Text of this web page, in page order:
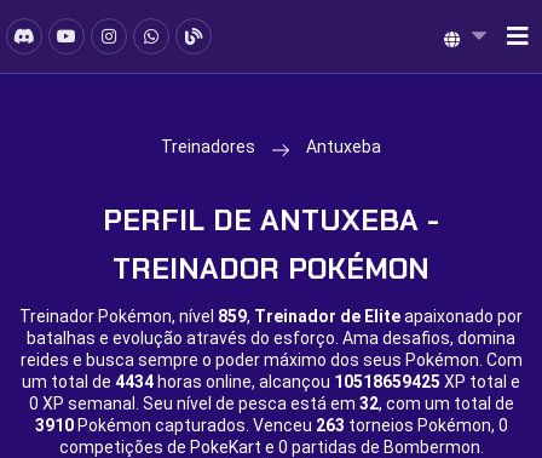
Treinadores Antuxeba
PERFIL DE ANTUXEBA -
TREINADOR POKÉMON
Treinador Pokémon, nível 859, Treinador de Eliteapaixonado por
batalhas e evolução através do esforço. Ama desafios, domina
reides e busca sempre o poder máximo dos seus Pokémon. Com
um total de 4434 horas online, alcançou 10518659425 XP total e
0 XP semanal. Seu nível de pesca está em 32, com um total de
3910Pokémon capturados. Venceu 263 torneios Pokémon, 0
competições de PokeKart e 0 partidas de Bombermon.